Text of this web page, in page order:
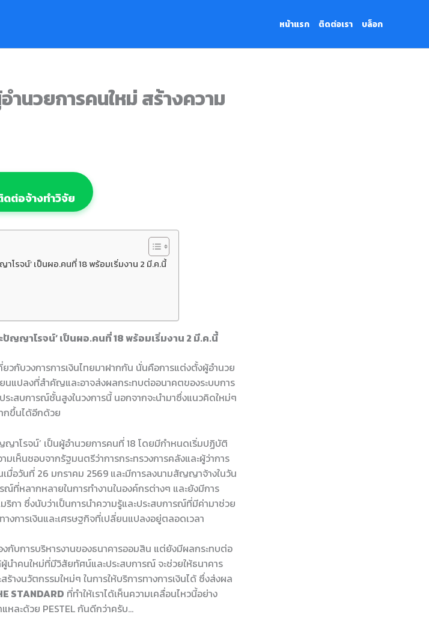
หน้าแรก ติดต่อเรา บล็อก
นวยการคนใหม่ สร้างความ
ดต่อจ้างทำวิจัย
โรจน์’ เป็นผอ.คนที่ 18 พร้อมเริ่มงาน 2 มี.ค.นี้
ญญาโรจน์’ เป็นผอ.คนที่ 18 พร้อมเริ่มงาน 2 มี.ค.นี้
กับวงการการเงินไทยมาฝากกัน นั่นคือการแต่งตั้งผู้อำนวย
นแปลงที่สำคัญและอาจส่งผลกระทบต่ออนาคตของระบบการ
ระสบการณ์ชั้นสูงในวงการนี้ นอกจากจะนำมาซึ่งแนวคิดใหม่ๆ
กขึ้นได้อีกด้วย
าโรจน์’ เป็นผู้อำนวยการคนที่ 18 โดยมีกำหนดเริ่มปฏิบัติ
เห็นชอบจากรัฐมนตรีว่าการกระทรวงการคลังและผู้ว่าการ
มื่อวันที่ 26 มกราคม 2569 และมีการลงนามสัญญาจ้างในวัน
ที่หลากหลายในการทำงานในองค์กรต่างๆ และยังมีการ
กา ซึ่งนับว่าเป็นการนำความรู้และประสบการณ์ที่มีค่ามาช่วย
การเงินและเศรษฐกิจที่เปลี่ยนแปลงอยู่ตลอดเวลา
งกับการบริหารงานของธนาคารออมสิน แต่ยังมีผลกระทบต่อ
นำคนใหม่ที่มีวิสัยทัศน์และประสบการณ์ จะช่วยให้ธนาคาร
งนวัตกรรมใหม่ๆ ในการให้บริการทางการเงินได้ ซึ่งส่งผล
STANDARD ที่ทำให้เราได้เห็นความเคลื่อนไหวนี้อย่าง
แหละด้วย PESTEL กันดีกว่าครับ…